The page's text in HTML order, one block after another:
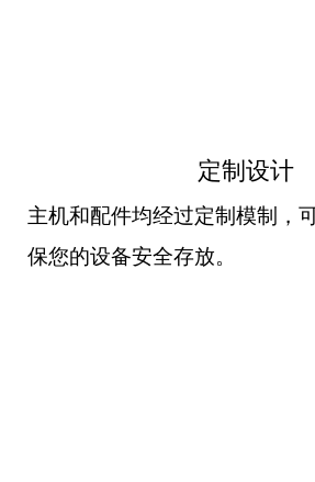
定制设计
主机和配件均经过定制模制，
保您的设备安全存放。